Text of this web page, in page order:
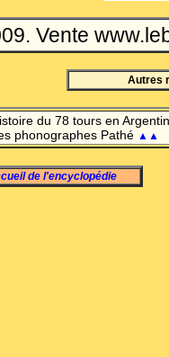
Vente
Autres
du 78 tours en
phonographes Pathé ▲▲
de l'encyclopédie